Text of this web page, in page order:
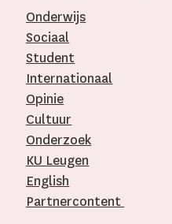
Onderwijs
Sociaal
Student
Internationaal­
Opinie
Cultuur
Onderzoek
KU Leugen
English
Partnercontent